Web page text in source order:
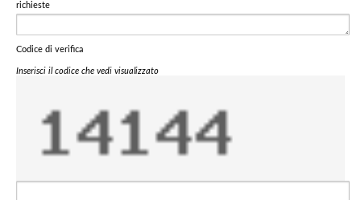
richieste
Codice di verifica
Inserisci il codice che vedi visualizzato